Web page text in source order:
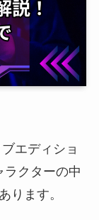
エディショ
ラクターの中
ります。